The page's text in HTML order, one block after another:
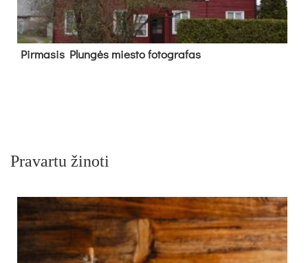
Pir­ma­sis Plun­gės mies­to fo­tog­ra­fas
Pravartu žinoti